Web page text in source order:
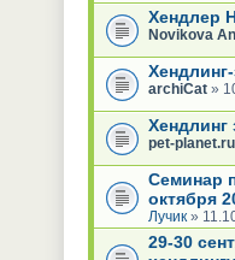
Хендлер
Novikova
archiCat»
Хендлинг
pet-planet.ru
Семинар
октября
Лучик»
29-30